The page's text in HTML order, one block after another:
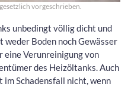
vorgeschrieben.
unbedingt völlig dicht und
weder Boden noch Gewässer
Verunreinigung von
des Heizöltanks. Auch
Schadensfall nicht, wenn